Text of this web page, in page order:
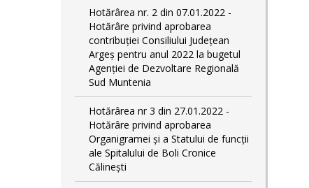
Hotărârea nr. 2 din 07.01.2022 -
Hotărâre privind aprobarea
contribuției Consiliului Județean
Argeș pentru anul 2022 la bugetul
Agenției de Dezvoltare Regională
Sud Muntenia
Hotărârea nr 3 din 27.01.2022 -
Hotărâre privind aprobarea
Organigramei și a Statului de funcții
ale Spitalului de Boli Cronice
Călinești